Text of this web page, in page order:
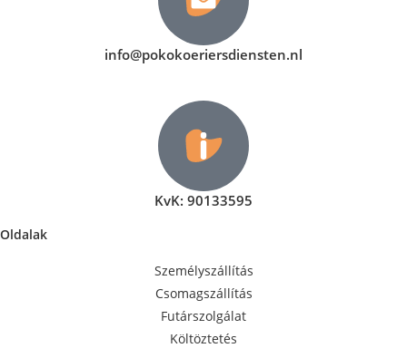
info@pokokoeriersdiensten.nl
KvK: 90133595
Oldalak
Személyszállítás
Csomagszállítás
Futárszolgálat
Költöztetés